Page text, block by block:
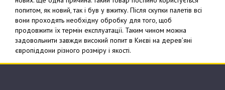
попитом, як новий, так і був у вжитку. Після скупки палетів всі
вони проходять необхідну обробку для того, щоб
продовжити їх термін експлуатації. Таким чином можна
задовольнити завжди високий попит в Києві на дерев’яні
європіддони різного розміру і якості.